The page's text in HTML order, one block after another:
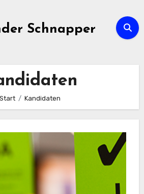
Schnapper
Start Kandidaten